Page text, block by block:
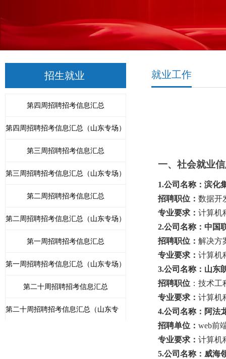
招生就业 就业工作
第四周招聘招考信息汇总
第四周招聘招考信息汇总（山东专场）
第三周招聘招考信息汇总
第三周招聘招考信息汇总（山东专场）
第二周招聘招考信息汇总
第二周招聘招考信息汇总（山东专场）
第一周招聘招考信息汇总
第一周招聘招考信息汇总（山东专场）
第二十周招聘招考信息汇总
第二十周招聘招考信息汇总（山东专
一、社会就业
1.公司名称： 滨化
招聘职位： 数据开
专业要求： 计算机
2.公司名称： 中国
招聘职位： 解决方
专业要求： 计算机
3.公司名称：山东
招聘职位 ：技术工
专业要求： 计算机
4.公司名称：阿法
招聘单位： web前
专业要求： 计算机
5.公司名称： 威海